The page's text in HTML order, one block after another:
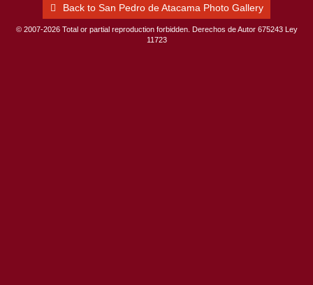
Back to San Pedro de Atacama Photo Gallery
© 2007-2026 Total or partial reproduction forbidden. Derechos de Autor 675243 Ley
11723